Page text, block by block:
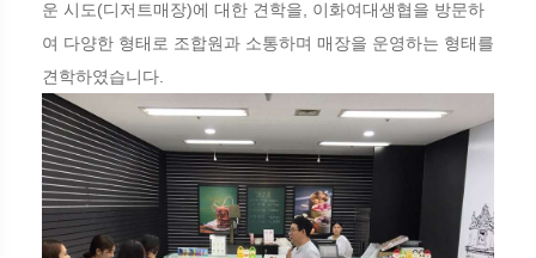
운 시도(디저트매장)에 대한 견학을, 이화여대생협을 방문하
여 다양한 형태로 조합원과 소통하며 매장을 운영하는 형태를
견학하였습니다.